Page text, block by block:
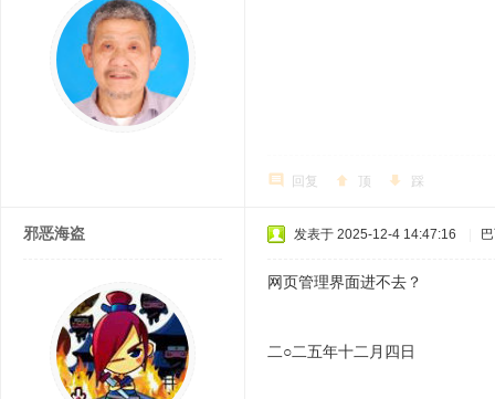
回复 顶 踩
邪恶海盗 发表于 2025-12-4 14:47:16
网页管理界面进不去？
二○二五年十二月四日